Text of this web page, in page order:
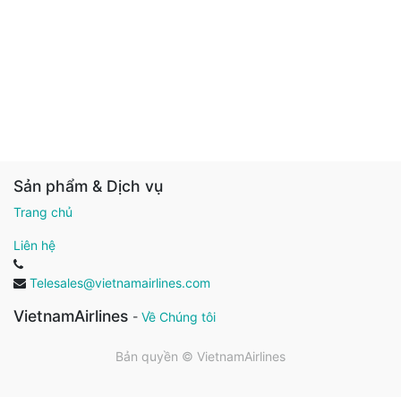
Sản phẩm & Dịch vụ
Trang chủ
Liên hệ
Telesales@vietnamairlines.com
VietnamAirlines - Về Chúng tôi
Bản quyền © VietnamAirlines